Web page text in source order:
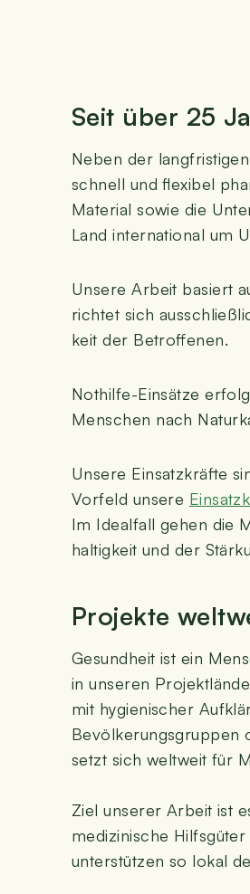
Seit über 25
Neben der
schnell und fle­xi­bel
Mate­ri­al sowie die
Land inter­na­tio­nal um
Unse­re Arbeit basiert
rich­tet sich
keit der Betroffenen.
Not­hil­fe-Ein­sät­ze
Men­schen nach
Unse­re Ein­satz­kräf­te
Vor­feld unse­re
Im Ide­al­fall gehen die
hal­tig­keit und der
Pro­jek­te
Gesund­heit ist ein
in unse­ren
mit hygie­ni­scher
Bevöl­ke­rungs­grup­pen
setzt sich welt­weit für
Ziel unse­rer Arbeit ist
medi­zi­ni­sche
unter­stüt­zen so lokal